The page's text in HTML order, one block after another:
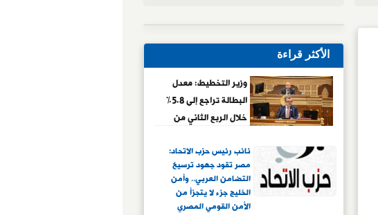
الأكثر قراءة
وزير التخطيط: معدل
البطالة تراجع إلى 5.8%
خلال الربع الثاني من
6% خلال الربع الأول
نائب رئيس حزب الاتحاد:
مصر تقود جهود ترسيخ
التضامن العربي.. وأمن
الخليج جزء لا يتجزأ من
الأمن القومي المصري